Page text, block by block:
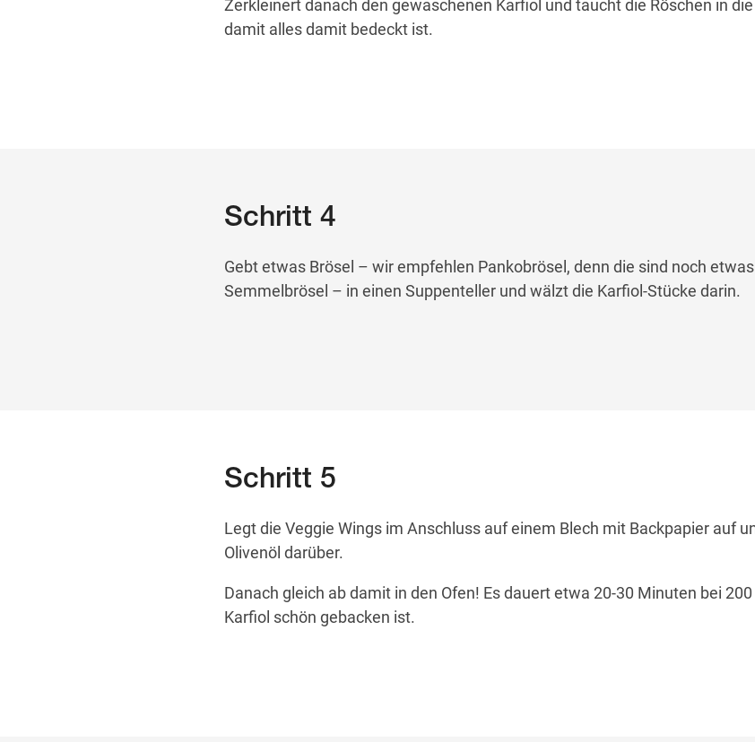
Zerkleinert danach den gewaschenen Karfiol und taucht die Röschen in
damit alles damit bedeckt ist.
Schritt 4
Gebt etwas Brösel – wir empfehlen Pankobrösel, denn die sind noch
Semmelbrösel – in einen Suppenteller und wälzt die Karfiol-Stücke darin.
Schritt 5
Legt die Veggie Wings im Anschluss auf einem Blech mit Backpapier auf
Olivenöl darüber.
Danach gleich ab damit in den Ofen! Es dauert etwa 20-30 Minuten bei 200
Karfiol schön gebacken ist.